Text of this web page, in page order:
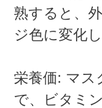
熟すると、
ジ色に変化
栄養価: マス
で、ビタミ